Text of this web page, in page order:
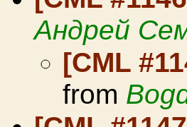
Андрей
[CML
from